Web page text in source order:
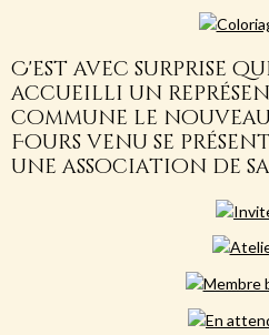
C'est avec surprise
accueilli un
commune le
Fours venu se
une association de